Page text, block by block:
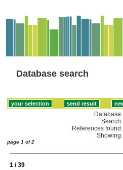
Database search
Database:
Search:
References found:
Showing:
page 1 of 2
1 / 39